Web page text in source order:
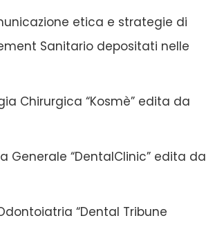
etica e strategie di
Sanitario depositati nelle
Chirurgica “Kosmè” edita da
“DentalClinic” edita da
“Dental Tribune